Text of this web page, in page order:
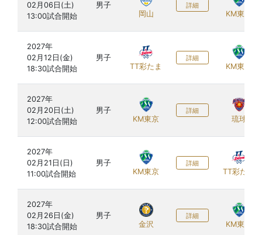
02月06日(土)
男子
岡山
詳細
KM東京
2027年
02月12日(金)
男子
TT彩たま
詳細
KM東京
2027年
02月20日(土)
男子
KM東京
詳細
琉球
2027年
02月21日(日)
男子
KM東京
詳細
TT彩たま
2027年
02月26日(金)
男子
金沢
詳細
KM東京